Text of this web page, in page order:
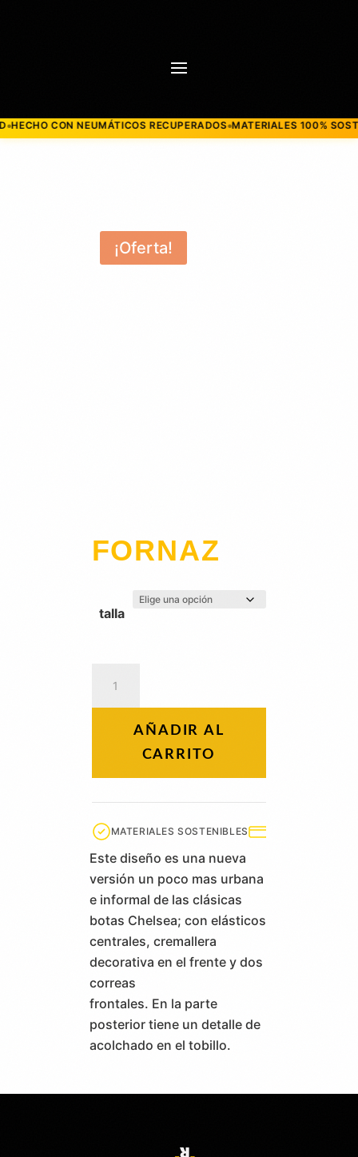
CON NEUMÁTICOS RECUPERADOS● MATERIALES 100%
¡Oferta!
FORNAZ
talla
cantidad
AÑADIR AL
CARRITO
MATERIALES SOSTENIBLES
Este diseño es una nueva
versión un poco mas urbana
e informal de las clásicas
botas Chelsea; con elásticos
centrales, cremallera
decorativa en el frente y dos
correas
frontales. En la parte
posterior tiene un detalle de
acolchado en el tobillo.